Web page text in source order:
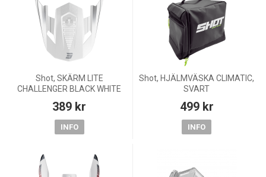
Shot, SKÄRM LITE
CHALLENGER BLACK WHITE
389 kr
INFO
Shot, HJÄLMVÄSKA CLIMATIC,
SVART
499 kr
INFO